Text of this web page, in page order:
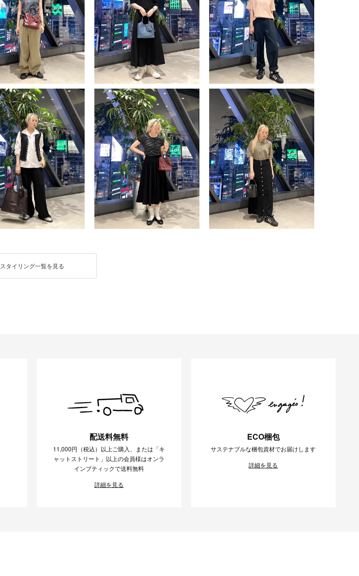
スタイリング一覧を見る
配送料無料
11,000円（税込）以上ご購入、または「キ
ャットストリート」以上の会員様はオンラ
インブティックで送料無料
詳細を見る
ECO梱包
サステナブルな梱包資材でお届けします
詳細を見る